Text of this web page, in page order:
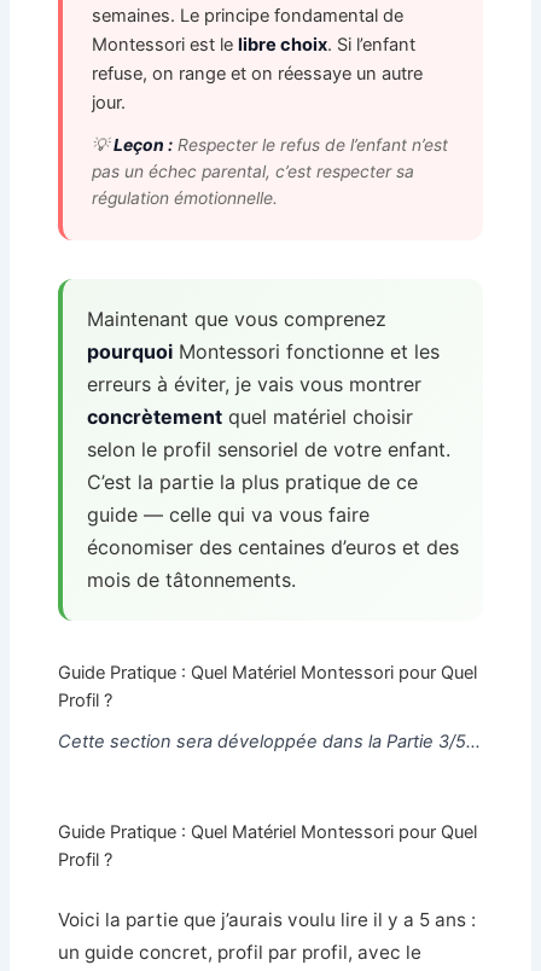
semaines. Le principe fondamental de
Montessori est le libre choix. Si l’enfant
refuse, on range et on réessaye un autre
jour.
💡Leçon :Respecter le refus de l’enfant n’est
pas un échec parental, c’est respecter sa
régulation émotionnelle.
Maintenant que vous comprenez
pourquoiMontessori fonctionne et les
erreurs à éviter, je vais vous montrer
concrètementquel matériel choisir
selon le profil sensoriel de votre enfant.
C’est la partie la plus pratique de ce
guide — celle qui va vous faire
économiser des centaines d’euros et des
mois de tâtonnements.
Guide Pratique : Quel Matériel Montessori pour Quel
Profil ?
Cette section sera développée dans la Partie 3/5…
Guide Pratique : Quel Matériel Montessori pour Quel
Profil ?
Voici la partie que j’aurais voulu lire il y a 5 ans :
un guide concret, profil par profil, avec le